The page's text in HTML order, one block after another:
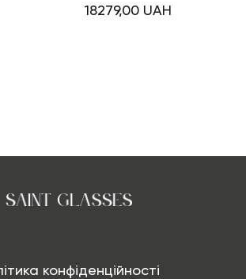
18279,00 UAH
конфіденційності